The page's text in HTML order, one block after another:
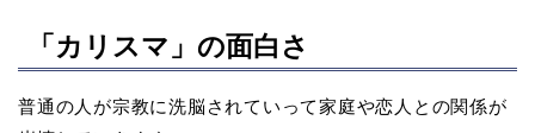
「カリスマ」の面白さ
普通の人が宗教に洗脳されていって家庭や恋人との関係が